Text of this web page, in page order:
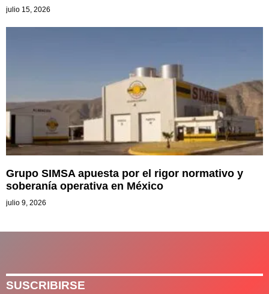
julio 15, 2026
Grupo SIMSA apuesta por el rigor normativo y
soberanía operativa en México
julio 9, 2026
SUSCRIBIRSE